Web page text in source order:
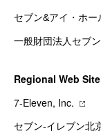
セブン&アイ・ホー
一般財団法人セブ
Regional Web Site
7‐Eleven, Inc.
セブン‐イレブン北